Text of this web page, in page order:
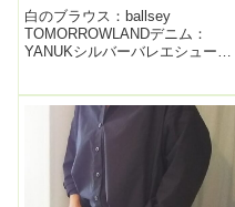
白のブラウス：ballsey
TOMORROWLANDデニム：
YANUKシルバーバレエシューズ
が ラブリーでイタイ！と家族
から不評の 白のボルジーのブ
ラウスだが、このブラウスの生